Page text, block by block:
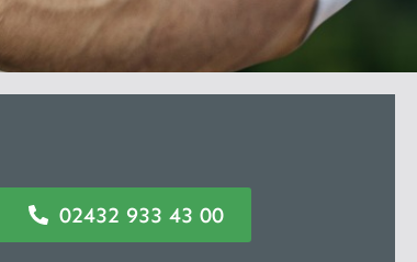
02432 933 43 00